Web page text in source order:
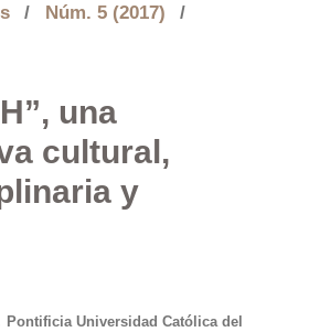
/ Núm. 5 (2017)
/
una
cultural,
y
Pontificia Universidad Católica del